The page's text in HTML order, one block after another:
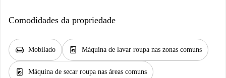
Comodidades da propriedade
chair Mobilado local_laundry_service Máquina de lavar roupa nas zonas comuns
local_laundry_service Máquina de secar roupa nas áreas comuns